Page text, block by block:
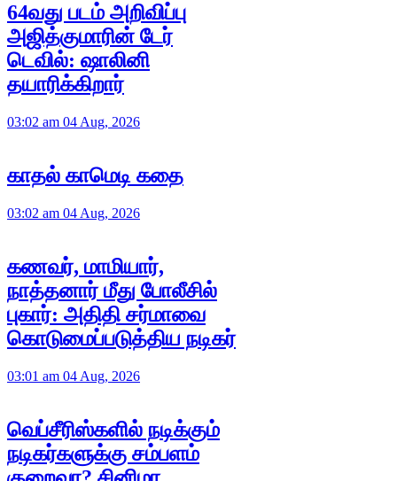
64வது படம் அறிவிப்பு
அஜித்குமாரின் டேர்
டெவில்: ஷாலினி
தயாரிக்கிறார்
03:02 am 04 Aug, 2026
காதல் காமெடி கதை
03:02 am 04 Aug, 2026
கணவர், மாமியார்,
நாத்தனார் மீது போலீசில்
புகார்: அதிதி சர்மாவை
கொடுமைப்படுத்திய நடிகர்
03:01 am 04 Aug, 2026
வெப்சீரிஸ்களில் நடிக்கும்
நடிகர்களுக்கு சம்பளம்